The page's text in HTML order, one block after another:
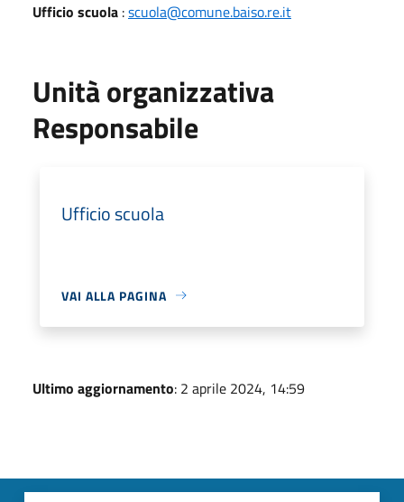
Ufficio scuola :scuola@comune.baiso.re.it
Unità organizzativa
Responsabile
Ufficio scuola
VAI ALLA PAGINA
Ultimo aggiornamento: 2 aprile 2024, 14:59